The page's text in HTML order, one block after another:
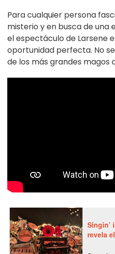
Para cualquier persona
misterio y en busca de una
el espectáculo de Larsene
oportunidad perfecta. No
de los más grandes magos